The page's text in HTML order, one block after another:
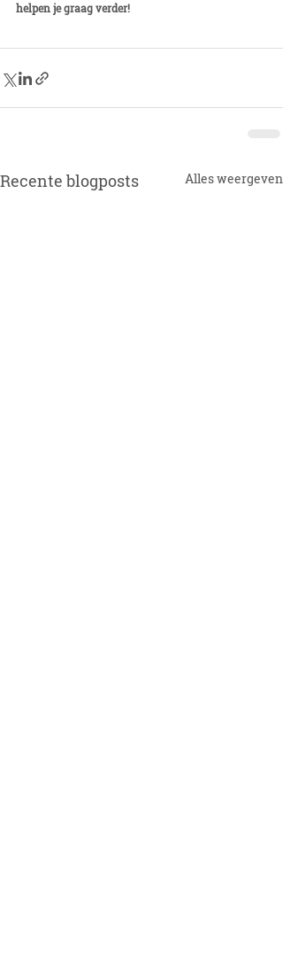
helpen je graag verder!
Recente blogposts Alles weergeven